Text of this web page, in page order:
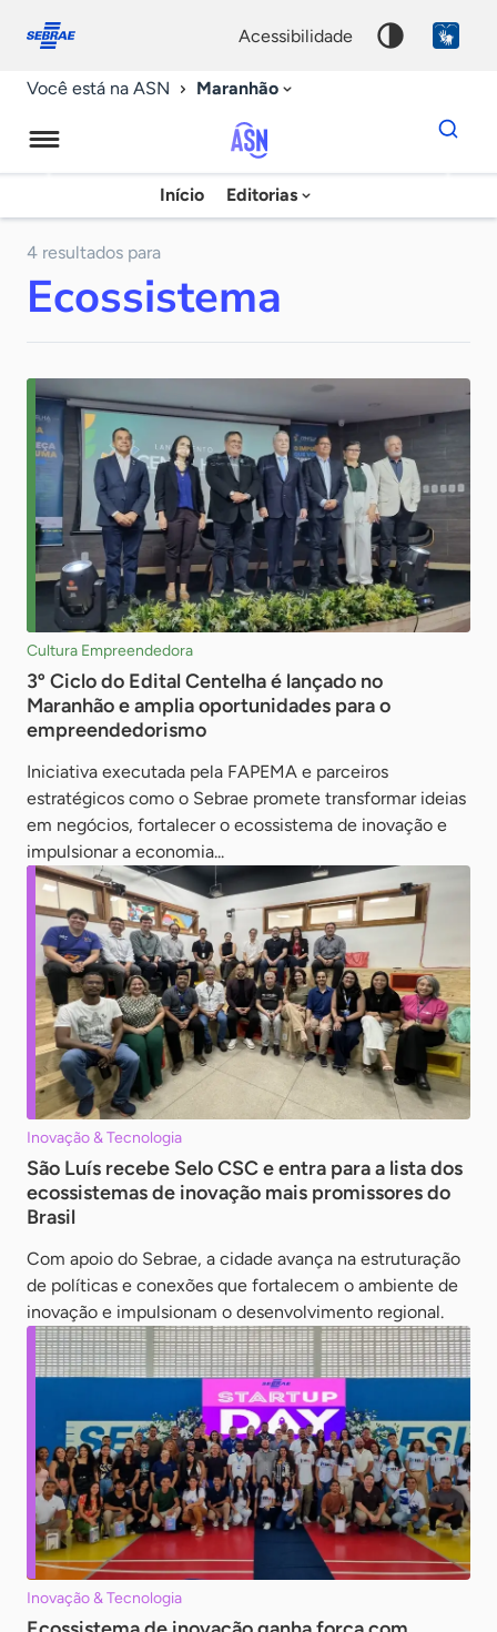
conosco
acessibilidade
Você está na ASN Maranhão
Agência
Sebrae
Notícias
Início Editorias
Dados
para
chave
4 resultados para
Ecossistema
Cultura Empreendedora
3º Ciclo do Edital Centelha é lançado no
Maranhão e amplia oportunidades para o
empreendedorismo
Iniciativa executada pela FAPEMA e parceiros
estratégicos como o Sebrae promete transformar ideias
em negócios, fortalecer o ecossistema de inovação e
impulsionar a economia...
Inovação & Tecnologia
São Luís recebe Selo CSC e entra para a lista dos
ecossistemas de inovação mais promissores do
Brasil
Com apoio do Sebrae, a cidade avança na estruturação
de políticas e conexões que fortalecem o ambiente de
inovação e impulsionam o desenvolvimento regional.
Inovação & Tecnologia